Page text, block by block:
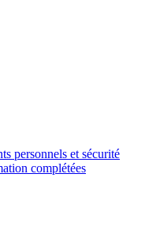
personnels et sécurité
complétées